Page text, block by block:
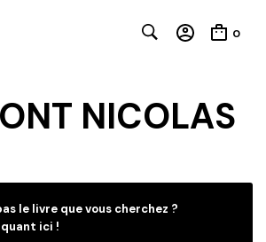
0
NICOLAS
le livre que vous cherchez ?
ici !